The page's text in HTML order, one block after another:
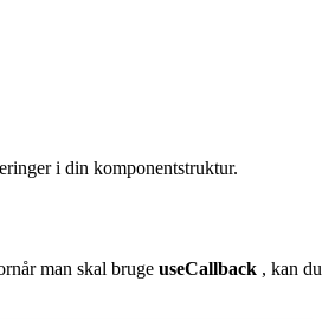
i din komponentstruktur.
man skal bruge useCallback , kan du